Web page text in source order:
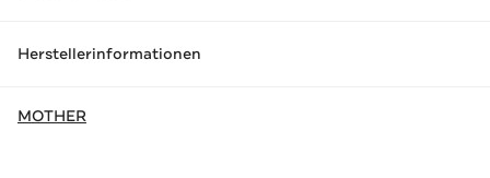
Herstellerinformationen
MOTHER